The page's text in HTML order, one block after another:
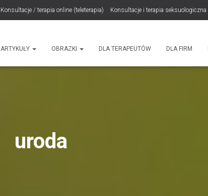
Konsultacje / terapia online (teleterapia) Konsultacje i terapia seksuologiczna
ARTYKUŁY OBRAZKI DLA TERAPEUTÓW DLA FIRM
uroda